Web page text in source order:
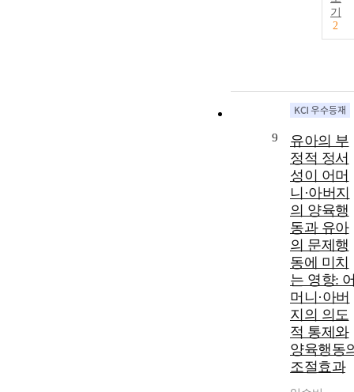
기
2
9
유아의 부
정적 정서
성이 어머
니·아버지
의 양육행
동과 유아
의 문제행
동에 미치
는 영향:
머니·아버
지의 의도
적 통제와
양육행동
조절효과